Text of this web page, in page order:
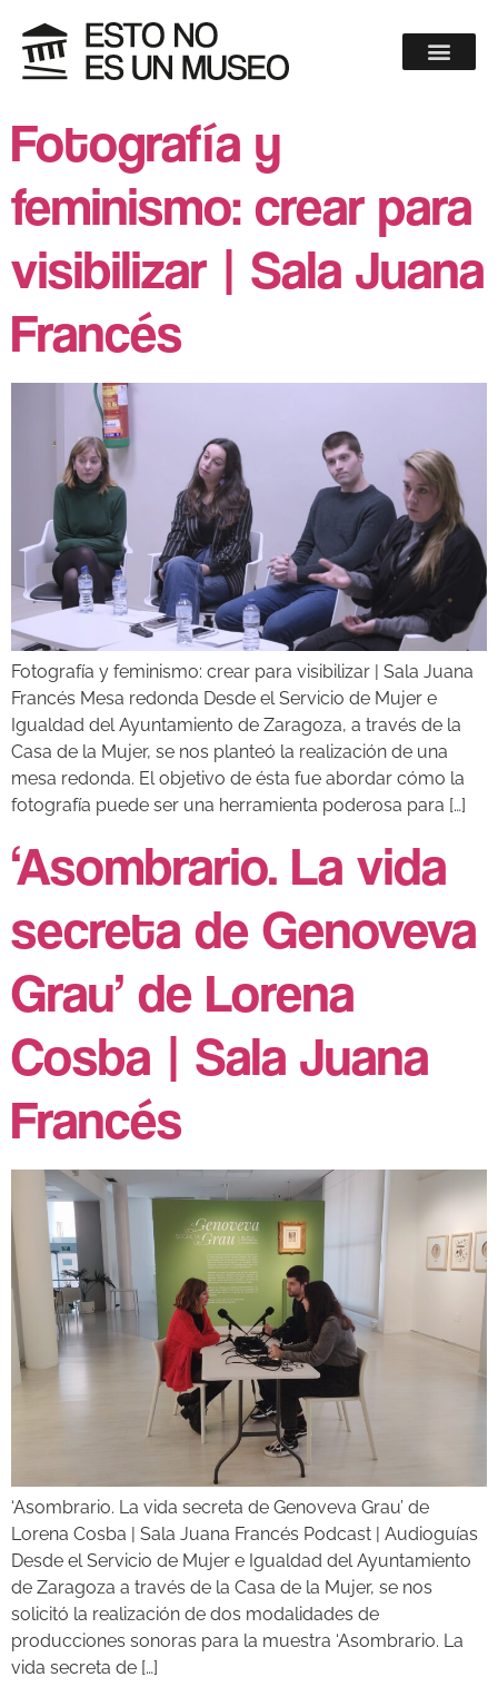
Fotografía y
feminismo: crear para
visibilizar | Sala Juana
Francés
Fotografía y feminismo: crear para visibilizar | Sala Juana
Francés Mesa redonda Desde el Servicio de Mujer e
Igualdad del Ayuntamiento de Zaragoza, a través de la
Casa de la Mujer, se nos planteó la realización de una
mesa redonda. El objetivo de ésta fue abordar cómo la
fotografía puede ser una herramienta poderosa para […]
‘Asombrario. La vida
secreta de Genoveva
Grau’ de Lorena
Cosba | Sala Juana
Francés
‘Asombrario. La vida secreta de Genoveva Grau’ de
Lorena Cosba | Sala Juana Francés Podcast | Audioguías
Desde el Servicio de Mujer e Igualdad del Ayuntamiento
de Zaragoza a través de la Casa de la Mujer, se nos
solicitó la realización de dos modalidades de
producciones sonoras para la muestra ‘Asombrario. La
vida secreta de […]